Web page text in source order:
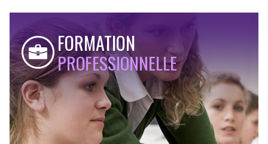
FORMATION
PROFESSIONNELLE